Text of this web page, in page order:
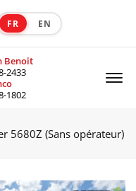
FR EN
Benoit
2433
1802
5680Z (Sans opérateur)